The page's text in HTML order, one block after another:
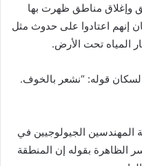
وإغلاق مناطق ظهرت بها
إنهم اعتادوا على حدوث مثل
المياه تحت الأرض.
قوله: “نشعر بالخوف.
المهندسين الجيولوجيين في
الظاهرة بقوله إن المنطقة